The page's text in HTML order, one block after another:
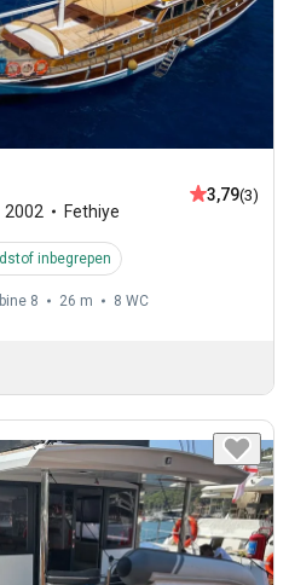
2002 Fethiye
3,79(3)
inbegrepen
8 26 m 8 WC